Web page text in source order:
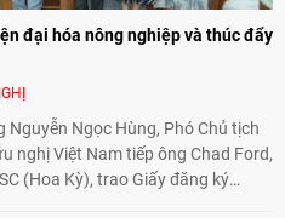
đại hóa nông nghiệp và thúc đẩy
Nguyễn Ngọc Hùng, Phó Chủ tịch
nghị Việt Nam tiếp ông Chad Ford,
(Hoa Kỳ), trao Giấy đăng ký